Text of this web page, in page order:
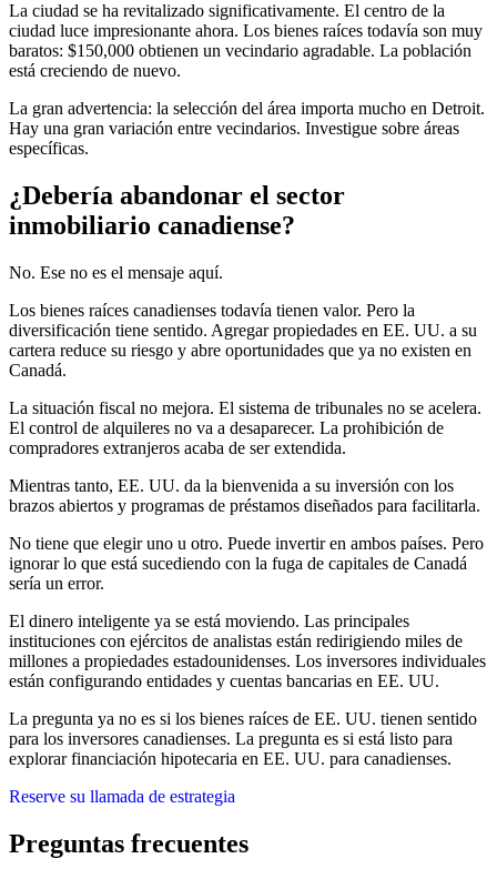
La ciudad se ha revitalizado significativamente. El centro de la
ciudad luce impresionante ahora. Los bienes raíces todavía son muy
baratos: $150,000 obtienen un vecindario agradable. La población
está creciendo de nuevo.
La gran advertencia: la selección del área importa mucho en Detroit.
Hay una gran variación entre vecindarios. Investigue sobre áreas
específicas.
¿Debería abandonar el sector
inmobiliario canadiense?
No. Ese no es el mensaje aquí.
Los bienes raíces canadienses todavía tienen valor. Pero la
diversificación tiene sentido. Agregar propiedades en EE. UU. a su
cartera reduce su riesgo y abre oportunidades que ya no existen en
Canadá.
La situación fiscal no mejora. El sistema de tribunales no se acelera.
El control de alquileres no va a desaparecer. La prohibición de
compradores extranjeros acaba de ser extendida.
Mientras tanto, EE. UU. da la bienvenida a su inversión con los
brazos abiertos y programas de préstamos diseñados para facilitarla.
No tiene que elegir uno u otro. Puede invertir en ambos países. Pero
ignorar lo que está sucediendo con la fuga de capitales de Canadá
sería un error.
El dinero inteligente ya se está moviendo. Las principales
instituciones con ejércitos de analistas están redirigiendo miles de
millones a propiedades estadounidenses. Los inversores individuales
están configurando entidades y cuentas bancarias en EE. UU.
La pregunta ya no es si los bienes raíces de EE. UU. tienen sentido
para los inversores canadienses. La pregunta es si está listo para
explorar financiación hipotecaria en EE. UU. para canadienses.
Reserve su llamada de estrategia
Preguntas frecuentes